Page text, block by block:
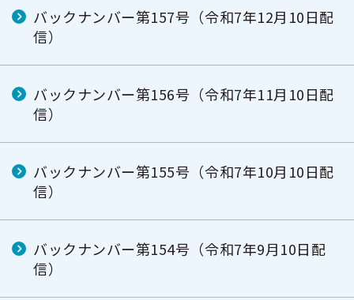
バックナンバー第157号（令和7年12月10日配
信）
バックナンバー第156号（令和7年11月10日配
信）
バックナンバー第155号（令和7年10月10日配
信）
バックナンバー第154号（令和7年9月10日配
信）